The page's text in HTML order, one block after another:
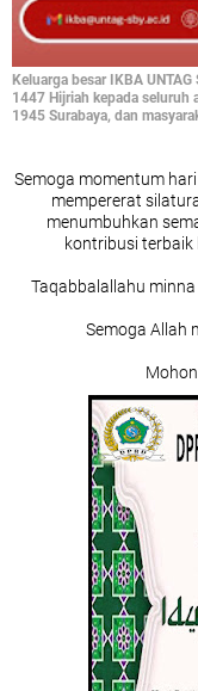
Keluarga besar IKBA
1447 Hijriah kepada seluruh
1945 Surabaya, dan
Semoga momentum
mempererat
menumbuhkan
kontribusi terbaik
Taqabbalallahu
Semoga Allah